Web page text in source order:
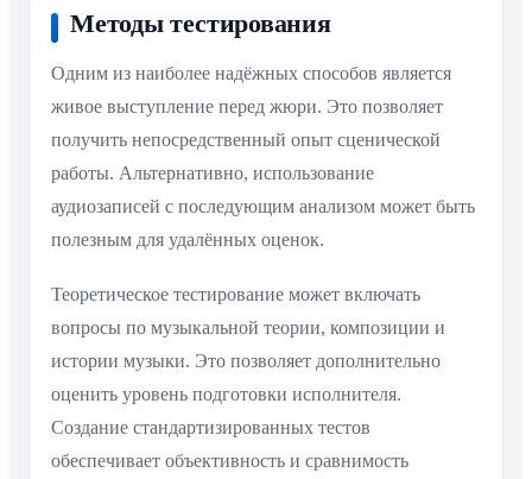
Методы тестирования
Одним из наиболее надёжных способов является
живое выступление перед жюри. Это позволяет
получить непосредственный опыт сценической
работы. Альтернативно, использование
аудиозаписей с последующим анализом может быть
полезным для удалённых оценок.
Теоретическое тестирование может включать
вопросы по музыкальной теории, композиции и
истории музыки. Это позволяет дополнительно
оценить уровень подготовки исполнителя.
Создание стандартизированных тестов
обеспечивает объективность и сравнимость